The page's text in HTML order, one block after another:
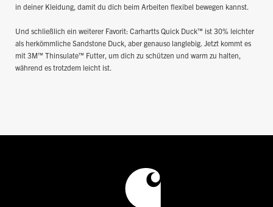
in deiner Kleidung, damit du dich beim Arbeiten flexibel bewegen kannst.
Und schließlich ein weiterer Favorit: Carhartts Quick Duck™ ist 30% leichter
als herkömmliche Sandstone Duck, aber genauso langlebig. Jetzt kommt es
mit 3M™ Thinsulate™ Futter, um dich zu schützen und warm zu halten,
während es trotzdem leicht ist.